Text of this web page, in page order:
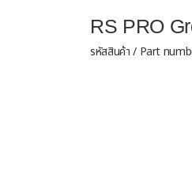
RS PRO
รหัสสินค้า / Part